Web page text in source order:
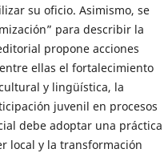
su oficio. Asimismo, se
para describir la
propone acciones
ellas el fortalecimiento
y lingüística, la
juvenil en procesos
debe adoptar una práctica
local y la transformación